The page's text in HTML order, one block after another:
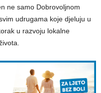
ne samo Dobrovoljnom
udrugama koje djeluju u
u razvoju lokalne